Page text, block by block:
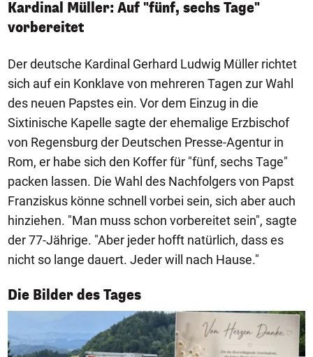
Kardinal Müller: Auf "fünf, sechs Tage"
vorbereitet
Der deutsche Kardinal Gerhard Ludwig Müller richtet
sich auf ein Konklave von mehreren Tagen zur Wahl
des neuen Papstes ein. Vor dem Einzug in die
Sixtinische Kapelle sagte der ehemalige Erzbischof
von Regensburg der Deutschen Presse-Agentur in
Rom, er habe sich den Koffer für "fünf, sechs Tage"
packen lassen. Die Wahl des Nachfolgers von Papst
Franziskus könne schnell vorbei sein, sich aber auch
hinziehen. "Man muss schon vorbereitet sein", sagte
der 77-Jährige. "Aber jeder hofft natürlich, dass es
nicht so lange dauert. Jeder will nach Hause."
Die Bilder des Tages
1/50